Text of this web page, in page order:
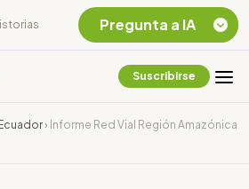
Suscribirse
› Informe Red Vial Región Amazónica
Pregunta a IA
Chevron Ecuador